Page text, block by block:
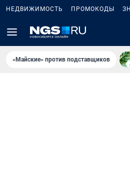
НЕДВИЖИМОСТЬ ПРОМОКОДЫ
«Майские» против подставщиков